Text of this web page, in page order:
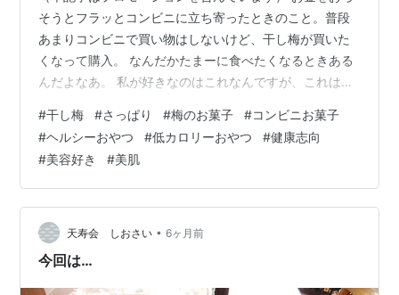
そうとフラッとコンビニに立ち寄ったときのこと。普段
あまりコンビニで買い物はしないけど、干し梅が買いた
くなって購入。 なんだかたまーに食べたくなるときある
んだよなあ。 私が好きなのはこれなんですが、これはな
あるかなあ。 出会いたいなあ。 もうネットで買っちゃお
うかな。一榮食品 ちょっといっぷく梅 バニラ味 10g×10
個一榮食品Amazon一榮食品 ちょっといっぷく梅 バニラ
味 10g×6個一榮食品Amazon一榮食品 ちょっといっぷく
梅 バニラ味 10g ×12袋セット PSJBOX 種なし…
#干し梅 #さっぱり #梅のお菓子 #コンビニお菓子
#ヘルシーおやつ #低カロリーおやつ #健康志向
#美容好き #美肌
天寿会 しおさい • 6ヶ月前
今回は…